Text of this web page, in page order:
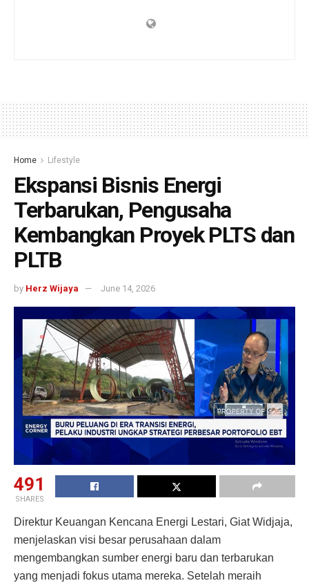
Home Lifestyle
Ekspansi Bisnis Energi
Terbarukan, Pengusaha
Kembangkan Proyek PLTS dan
PLTB
by Herz Wijaya June 14, 2026
491
SHARES
Direktur Keuangan Kencana Energi Lestari, Giat Widjaja,
menjelaskan visi besar perusahaan dalam
mengembangkan sumber energi baru dan terbarukan
yang menjadi fokus utama mereka. Setelah meraih